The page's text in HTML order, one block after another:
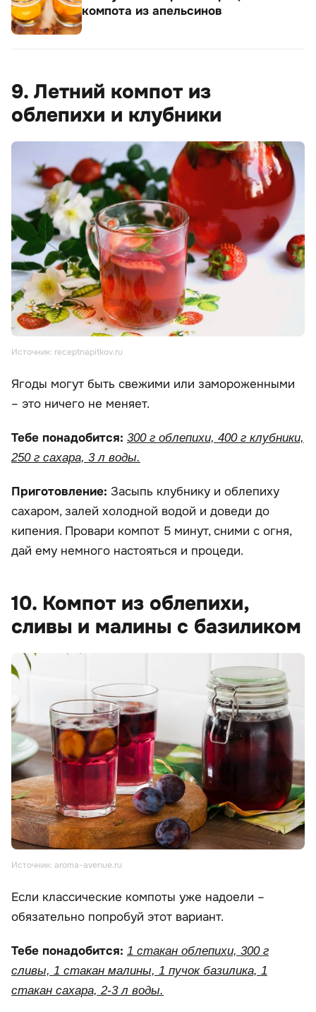
компота из апельсинов
9. Летний компот из
облепихи и клубники
Источник: receptnapitkov.ru
Ягоды могут быть свежими или замороженными
– это ничего не меняет.
Тебе понадобится: 300 г облепихи, 400 г клубники,
250 г сахара, 3 л воды.
Приготовление: Засыпь клубнику и облепиху
сахаром, залей холодной водой и доведи до
кипения. Провари компот 5 минут, сними с огня,
дай ему немного настояться и процеди.
10. Компот из облепихи,
сливы и малины с базиликом
Источник: aroma-avenue.ru
Если классические компоты уже надоели –
обязательно попробуй этот вариант.
Тебе понадобится: 1 стакан облепихи, 300 г
сливы, 1 стакан малины, 1 пучок базилика, 1
стакан сахара, 2-3 л воды.